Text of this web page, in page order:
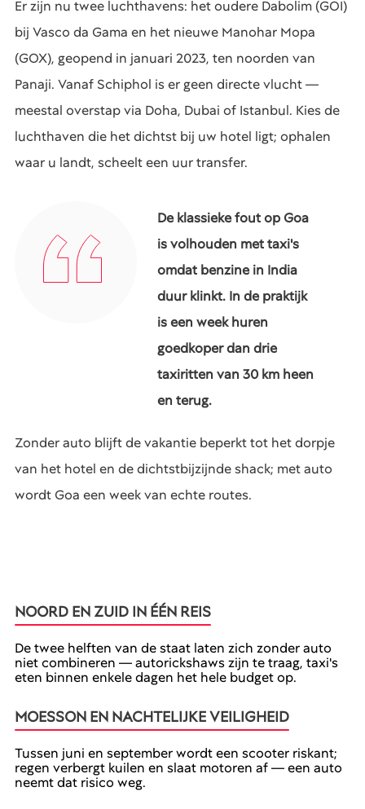
Er zijn nu twee luchthavens: het oudere Dabolim (GOI)
bij Vasco da Gama en het nieuwe Manohar Mopa
(GOX), geopend in januari 2023, ten noorden van
Panaji. Vanaf Schiphol is er geen directe vlucht —
meestal overstap via Doha, Dubai of Istanbul. Kies de
luchthaven die het dichtst bij uw hotel ligt; ophalen
waar u landt, scheelt een uur transfer.
De klassieke fout op Goa
is volhouden met taxi's
omdat benzine in India
duur klinkt. In de praktijk
is een week huren
goedkoper dan drie
taxiritten van 30 km heen
en terug.
Zonder auto blijft de vakantie beperkt tot het dorpje
van het hotel en de dichtstbijzijnde shack; met auto
wordt Goa een week van echte routes.
NOORD EN ZUID IN ÉÉN REIS
De twee helften van de staat laten zich zonder auto
niet combineren — autorickshaws zijn te traag, taxi's
eten binnen enkele dagen het hele budget op.
MOESSON EN NACHTELIJKE VEILIGHEID
Tussen juni en september wordt een scooter riskant;
regen verbergt kuilen en slaat motoren af — een auto
neemt dat risico weg.